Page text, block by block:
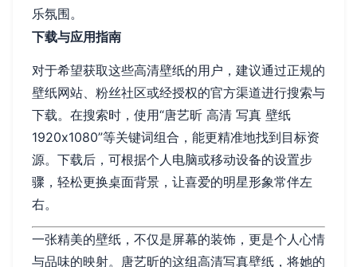
乐氛围。
下载与应用指南
对于希望获取这些高清壁纸的用户，建议通过正规的
壁纸网站、粉丝社区或经授权的官方渠道进行搜索与
下载。在搜索时，使用“唐艺昕 高清 写真 壁纸
1920x1080”等关键词组合，能更精准地找到目标资
源。下载后，可根据个人电脑或移动设备的设置步
骤，轻松更换桌面背景，让喜爱的明星形象常伴左
右。
一张精美的壁纸，不仅是屏幕的装饰，更是个人心情
与品味的映射。唐艺昕的这组高清写真壁纸，将她的